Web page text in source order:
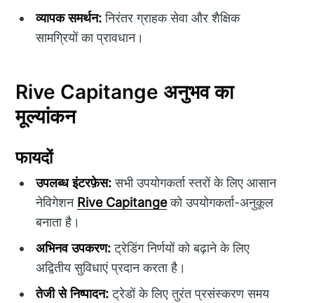
व्यापक समर्थन:निरंतर ग्राहक सेवा और शैक्षिक
सामग्रियों का प्रावधान।
Rive Capitange अनुभव का
मूल्यांकन
फायदों
उपलब्ध इंटरफ़ेस:सभी उपयोगकर्ता स्तरों के लिए आसान
नेविगेशन Rive Capitangeको उपयोगकर्ता-अनुकूल
बनाता है।
अभिनव उपकरण:ट्रेडिंग निर्णयों को बढ़ाने के लिए
अद्वितीय सुविधाएं प्रदान करता है।
तेजी से निष्पादन:ट्रेडों के लिए तुरंत प्रसंस्करण समय